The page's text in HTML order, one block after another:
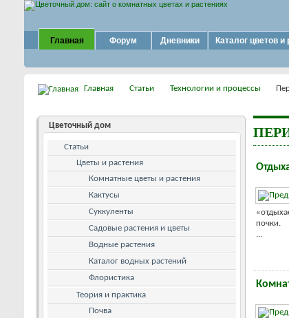
Главная Форум Дневники Каталог цветов и
Главная Статьи Технологии и процессы
почки.
Цветочный дом
Статьи
Цветы и растения
Комнатные цветы и растения
Кактусы
Суккуленты
Садовые растения и цветы
Водные растения
Каталог водных растений
Флористика
Теория и практика
Почва